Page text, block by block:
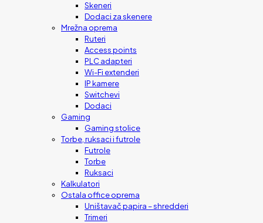
Skeneri
Dodaci za skenere
Mrežna oprema
Ruteri
Access points
PLC adapteri
Wi-Fi extenderi
IP kamere
Switchevi
Dodaci
Gaming
Gaming stolice
Torbe, ruksaci i futrole
Futrole
Torbe
Ruksaci
Kalkulatori
Ostala office oprema
Uništavač papira – shredderi
Trimeri